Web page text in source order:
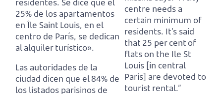
25% de los apartamentos
en Île Saint Louis, en el
centro de París, se dedican
al alquiler turístico».
Las autoridades de la
ciudad dicen que el 84% de
los listados parisinos de
centre needs a
certain minimum of
residents. It’s said
that 25 per cent of
flats on the Ile St
Louis [in central
Paris] are devoted to
tourist rental.”